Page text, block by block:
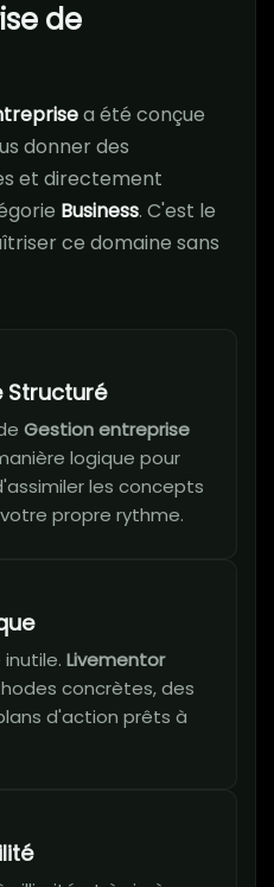
de
a été conçue
donner des
et directement
Business. C'est le
ce domaine sans
Structuré
Gestion entreprise
logique pour
les concepts
propre rythme.
Livementor
concrètes, des
d'action prêts à